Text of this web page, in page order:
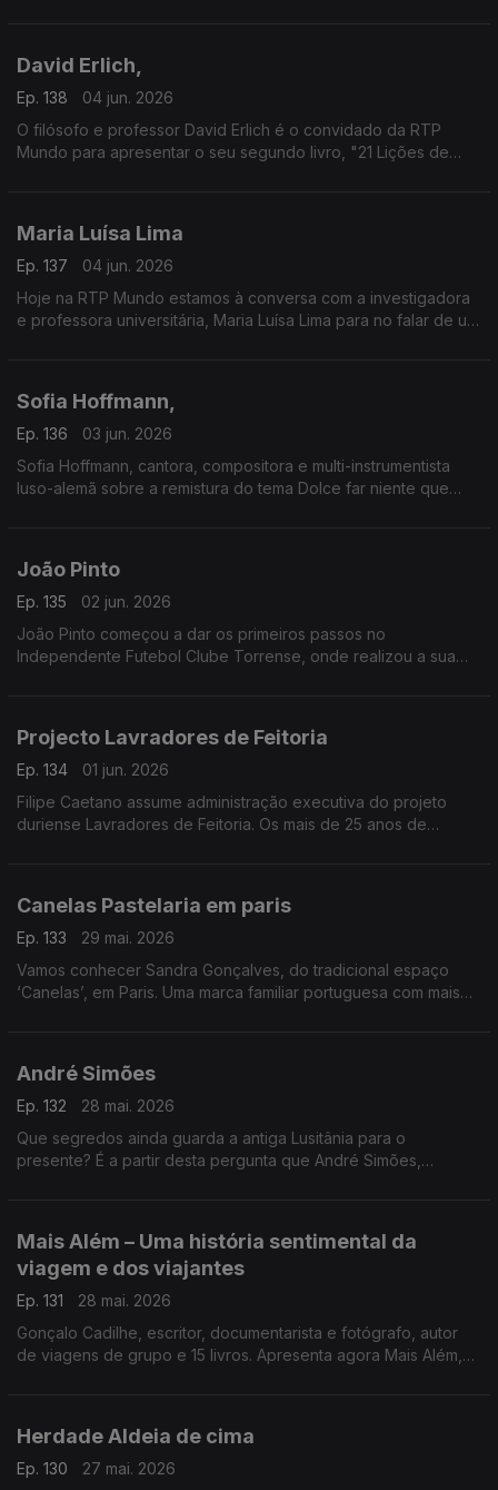
David Erlich,
Ep. 138
04 jun. 2026
O filósofo e professor David Erlich é o convidado da RTP
Mundo para apresentar o seu segundo livro, "21 Lições de
Maria Luísa Lima
Ep. 137
04 jun. 2026
Hoje na RTP Mundo estamos à conversa com a investigadora
e professora universitária, Maria Luísa Lima para no falar de um
Sofia Hoffmann,
Ep. 136
03 jun. 2026
Sofia Hoffmann, cantora, compositora e multi-instrumentista
luso-alemã sobre a remistura do tema Dolce far niente que
João Pinto
Ep. 135
02 jun. 2026
João Pinto começou a dar os primeiros passos no
Independente Futebol Clube Torrense, onde realizou a sua
Projecto Lavradores de Feitoria
Ep. 134
01 jun. 2026
Filipe Caetano assume administração executiva do projeto
duriense Lavradores de Feitoria. Os mais de 25 anos de
espalhadas pelas três sub-regiões do Douro.
Canelas Pastelaria em paris
Ep. 133
29 mai. 2026
Vamos conhecer Sandra Gonçalves, do tradicional espaço
‘Canelas’, em Paris. Uma marca familiar portuguesa com mais
André Simões
Ep. 132
28 mai. 2026
Que segredos ainda guarda a antiga Lusitânia para o
presente? É a partir desta pergunta que André Simões,
Mais Além – Uma história sentimental da
viagem e dos viajantes
Ep. 131
28 mai. 2026
Gonçalo Cadilhe, escritor, documentarista e fotógrafo, autor
de viagens de grupo e 15 livros. Apresenta agora Mais Além,
Herdade Aldeia de cima
Ep. 130
27 mai. 2026